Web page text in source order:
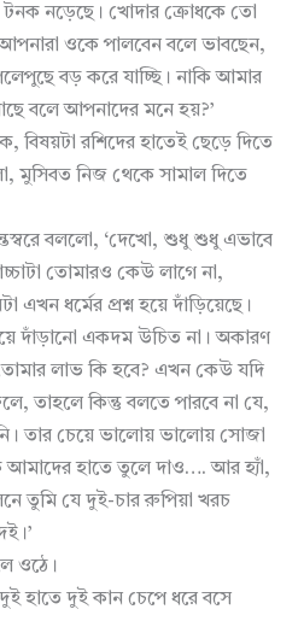
নড়েছে। খোদার ক্রোধকে তো
ওকে পালবেন বলে ভাবছেন,
বড় করে যাচ্ছি। নাকি আমার
বলে আপনাদের মনে হয়?’
রশিদের হাতেই ছেড়ে দিতে
মুসিবত নিজ থেকে সামাল দিতে
বললো, ‘দেখো, শুধু শুধু এভাবে
তোমারও কেউ লাগে না,
ধর্মের প্রশ্ন হয়ে দাঁড়িয়েছে।
দাঁড়ানো একদম উচিত না। অকারণ
লাভ কি হবে? এখন কেউ যদি
তাহলে কিন্তু বলতে পারবে না যে,
তার চেয়ে ভালোয় ভালোয় সোজা
হাতে তুলে দাও…. আর হ্যাঁ,
তুমি যে দুই-চার রুপিয়া খরচ
ওঠে।
হাতে দুই কান চেপে ধরে বসে